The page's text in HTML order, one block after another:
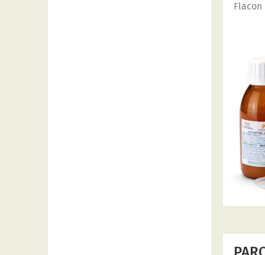
Flacon